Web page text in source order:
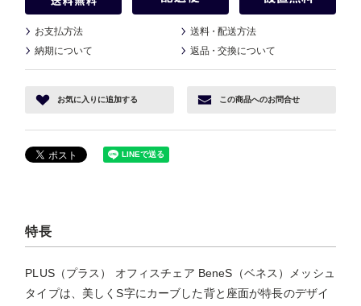
お支払方法 送料・配送方法
納期について
返品・交換について
お気に入り に追加する この商品へのお問合せ
特長
PLUS（プラス） オフィスチェア BeneS（ベネス）メッシュ
タイプは、美しくS字にカーブした背と座面が特長のデザイ